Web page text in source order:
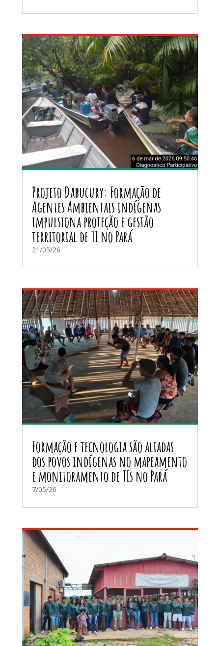
Projeto Dabucury: Formação de
Agentes Ambientais indígenas
impulsiona proteção e gestão
territorial de TI no Pará
21/05/26
Formação e tecnologia são aliadas
dos povos indígenas no mapeamento
e monitoramento de TIs no Pará
7/05/26